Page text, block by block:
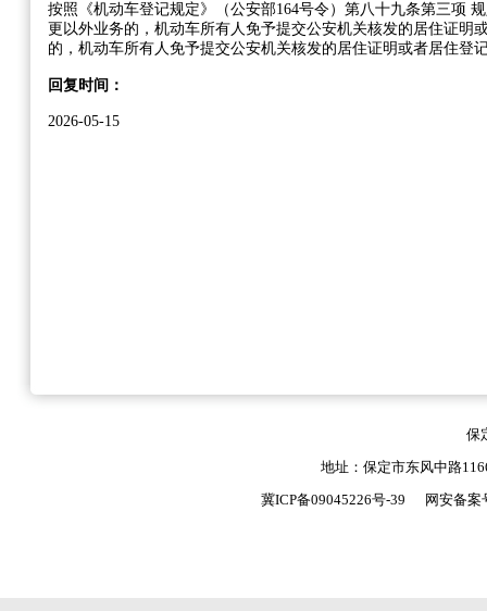
按照《机动车登记规定》（公安部164号令）第八十九条第三项
更以外业务的，机动车所有人免予提交公安机关核发的居住证
的，机动车所有人免予提交公安机关核发的居住证明或者居住登
回复时间：
2026-05-15
保
地址：保定市东风中路
冀ICP备09045226号-39
网安备案